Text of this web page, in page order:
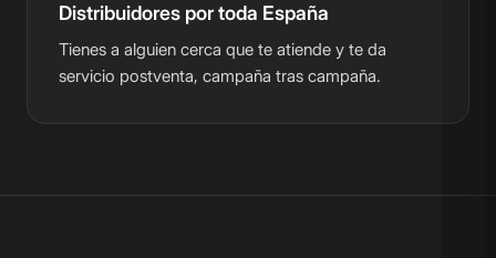
Distribuidores por toda España
Tienes a alguien cerca que te atiende y te da
servicio postventa, campaña tras campaña.